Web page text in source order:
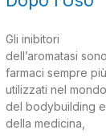
Gli inibitori
dell’aromatasi sono
farmaci sempre più
utilizzati nel mondo
del bodybuilding e
della medicina,